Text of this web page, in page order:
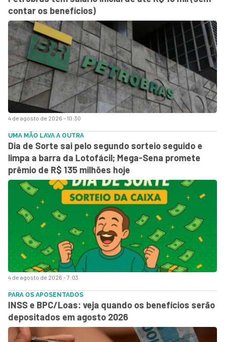
4 de agosto de 2026 - 10:30
contar os benefícios)
4 de agosto de 2026 - 7:03
UMA MÃO LAVA A OUTRA
Dia de Sorte sai pelo segundo sorteio seguido e
limpa a barra da Lotofácil; Mega-Sena promete
prêmio de R$ 135 milhões hoje
PARA OS APOSENTADOS
INSS e BPC/Loas: veja quando os benefícios serão
depositados em agosto 2026